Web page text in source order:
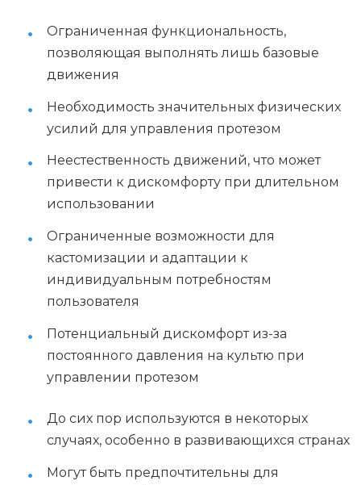
Ограниченная функциональность,
позволяющая выполнять лишь базовые
движения
Необходимость значительных физических
усилий для управления протезом
Неестественность движений, что может
привести к дискомфорту при длительном
использовании
Ограниченные возможности для
кастомизации и адаптации к
индивидуальным потребностям
пользователя
Потенциальный дискомфорт из-за
постоянного давления на культю при
управлении протезом
До сих пор используются в некоторых
случаях, особенно в развивающихся странах
Могут быть предпочтительны для